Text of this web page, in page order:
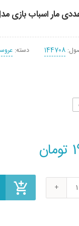
144708 دسته:
تومان
بسته